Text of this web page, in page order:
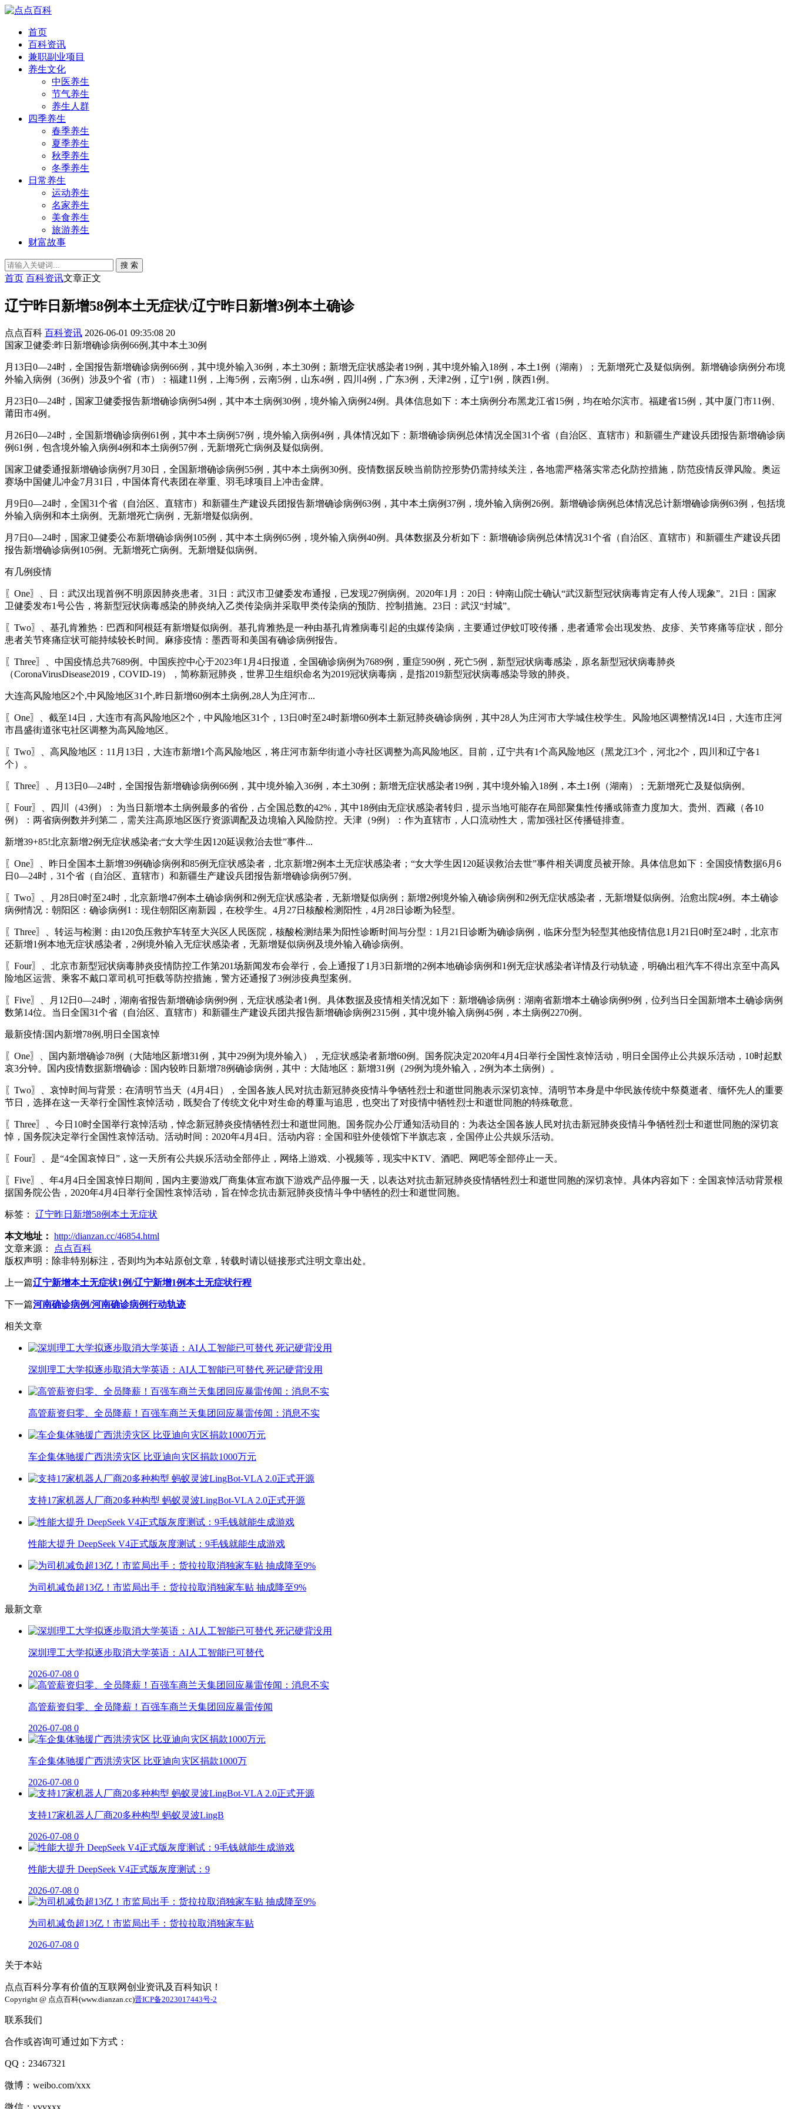
首页
百科资讯
兼职副业项目
养生文化
中医养生
节气养生
养生人群
四季养生
春季养生
夏季养生
秋季养生
冬季养生
日常养生
运动养生
名家养生
美食养生
旅游养生
财富故事
搜 索
首页 百科资讯文章正文
辽宁昨日新增58例本土无症状/辽宁昨日新增3例本土确诊
点点百科 百科资讯 2026-06-01 09:35:08 20
国家卫健委:昨日新增确诊病例66例,其中本土30例
月13日0—24时，全国报告新增确诊病例66例，其中境外输入36例，本土30例；新增无症状感染者19例，其中境外输入18例，本土1例（湖南）；无新增死亡及疑似病例。新增确诊病例分布境
外输入病例（36例）涉及9个省（市）：福建11例，上海5例，云南5例，山东4例，四川4例，广东3例，天津2例，辽宁1例，陕西1例。
月23日0—24时，国家卫健委报告新增确诊病例54例，其中本土病例30例，境外输入病例24例。具体信息如下：本土病例分布黑龙江省15例，均在哈尔滨市。福建省15例，其中厦门市11例、
莆田市4例。
月26日0—24时，全国新增确诊病例61例，其中本土病例57例，境外输入病例4例，具体情况如下：新增确诊病例总体情况全国31个省（自治区、直辖市）和新疆生产建设兵团报告新增确诊病
例61例，包含境外输入病例4例和本土病例57例，无新增死亡病例及疑似病例。
国家卫健委通报新增确诊病例7月30日，全国新增确诊病例55例，其中本土病例30例。疫情数据反映当前防控形势仍需持续关注，各地需严格落实常态化防控措施，防范疫情反弹风险。奥运
赛场中国健儿冲金7月31日，中国体育代表团在举重、羽毛球项目上冲击金牌。
月9日0—24时，全国31个省（自治区、直辖市）和新疆生产建设兵团报告新增确诊病例63例，其中本土病例37例，境外输入病例26例。新增确诊病例总体情况总计新增确诊病例63例，包括境
外输入病例和本土病例。无新增死亡病例，无新增疑似病例。
月7日0—24时，国家卫健委公布新增确诊病例105例，其中本土病例65例，境外输入病例40例。具体数据及分析如下：新增确诊病例总体情况31个省（自治区、直辖市）和新疆生产建设兵团
报告新增确诊病例105例。无新增死亡病例。无新增疑似病例。
有几例疫情
〖One〗、日：武汉出现首例不明原因肺炎患者。31日：武汉市卫健委发布通报，已发现27例病例。2020年1月：20日：钟南山院士确认“武汉新型冠状病毒肯定有人传人现象”。21日：国家
卫健委发布1号公告，将新型冠状病毒感染的肺炎纳入乙类传染病并采取甲类传染病的预防、控制措施。23日：武汉“封城”。
〖Two〗、基孔肯雅热：巴西和阿根廷有新增疑似病例。基孔肯雅热是一种由基孔肯雅病毒引起的虫媒传染病，主要通过伊蚊叮咬传播，患者通常会出现发热、皮疹、关节疼痛等症状，部分
患者关节疼痛症状可能持续较长时间。麻疹疫情：墨西哥和美国有确诊病例报告。
〖Three〗、中国疫情总共7689例。中国疾控中心于2023年1月4日报道，全国确诊病例为7689例，重症590例，死亡5例，新型冠状病毒感染，原名新型冠状病毒肺炎
（CoronaVirusDisease2019，COVID-19），简称新冠肺炎，世界卫生组织命名为2019冠状病毒病，是指2019新型冠状病毒感染导致的肺炎。
大连高风险地区2个,中风险地区31个,昨日新增60例本土病例,28人为庄河市...
〖One〗、截至14日，大连市有高风险地区2个，中风险地区31个，13日0时至24时新增60例本土新冠肺炎确诊病例，其中28人为庄河市大学城住校学生。风险地区调整情况14日，大连市庄河
市昌盛街道张屯社区调整为高风险地区。
〖Two〗、高风险地区：11月13日，大连市新增1个高风险地区，将庄河市新华街道小寺社区调整为高风险地区。目前，辽宁共有1个高风险地区（黑龙江3个，河北2个，四川和辽宁各1
个）。
〖Three〗、月13日0—24时，全国报告新增确诊病例66例，其中境外输入36例，本土30例；新增无症状感染者19例，其中境外输入18例，本土1例（湖南）；无新增死亡及疑似病例。
〖Four〗、四川（43例）：为当日新增本土病例最多的省份，占全国总数的42%，其中18例由无症状感染者转归，提示当地可能存在局部聚集性传播或筛查力度加大。贵州、西藏（各10
例）：两省病例数并列第二，需关注高原地区医疗资源调配及边境输入风险防控。天津（9例）：作为直辖市，人口流动性大，需加强社区传播链排查。
新增39+85!北京新增2例无症状感染者;“女大学生因120延误救治去世”事件...
〖One〗、昨日全国本土新增39例确诊病例和85例无症状感染者，北京新增2例本土无症状感染者；“女大学生因120延误救治去世”事件相关调度员被开除。具体信息如下：全国疫情数据6月6
日0—24时，31个省（自治区、直辖市）和新疆生产建设兵团报告新增确诊病例57例。
〖Two〗、月28日0时至24时，北京新增47例本土确诊病例和2例无症状感染者，无新增疑似病例；新增2例境外输入确诊病例和2例无症状感染者，无新增疑似病例。治愈出院4例。本土确诊
病例情况：朝阳区：确诊病例1：现住朝阳区南新园，在校学生。4月27日核酸检测阳性，4月28日诊断为轻型。
〖Three〗、转运与检测：由120负压救护车转至大兴区人民医院，核酸检测结果为阳性诊断时间与分型：1月21日诊断为确诊病例，临床分型为轻型其他疫情信息1月21日0时至24时，北京市
还新增1例本地无症状感染者，2例境外输入无症状感染者，无新增疑似病例及境外输入确诊病例。
〖Four〗、北京市新型冠状病毒肺炎疫情防控工作第201场新闻发布会举行，会上通报了1月3日新增的2例本地确诊病例和1例无症状感染者详情及行动轨迹，明确出租汽车不得出京至中高风
险地区运营、乘客不戴口罩司机可拒载等防控措施，警方还通报了3例涉疫典型案例。
〖Five〗、月12日0—24时，湖南省报告新增确诊病例9例，无症状感染者1例。具体数据及疫情相关情况如下：新增确诊病例：湖南省新增本土确诊病例9例，位列当日全国新增本土确诊病例
数第14位。当日全国31个省（自治区、直辖市）和新疆生产建设兵团共报告新增确诊病例2315例，其中境外输入病例45例，本土病例2270例。
最新疫情:国内新增78例,明日全国哀悼
〖One〗、国内新增确诊78例（大陆地区新增31例，其中29例为境外输入），无症状感染者新增60例。国务院决定2020年4月4日举行全国性哀悼活动，明日全国停止公共娱乐活动，10时起默
哀3分钟。国内疫情数据新增确诊：国内较昨日新增78例确诊病例，其中：大陆地区：新增31例（29例为境外输入，2例为本土病例）。
〖Two〗、哀悼时间与背景：在清明节当天（4月4日），全国各族人民对抗击新冠肺炎疫情斗争牺牲烈士和逝世同胞表示深切哀悼。清明节本身是中华民族传统中祭奠逝者、缅怀先人的重要
节日，选择在这一天举行全国性哀悼活动，既契合了传统文化中对生命的尊重与追思，也突出了对疫情中牺牲烈士和逝世同胞的特殊敬意。
〖Three〗、今日10时全国举行哀悼活动，悼念新冠肺炎疫情牺牲烈士和逝世同胞。国务院办公厅通知活动目的：为表达全国各族人民对抗击新冠肺炎疫情斗争牺牲烈士和逝世同胞的深切哀
悼，国务院决定举行全国性哀悼活动。活动时间：2020年4月4日。活动内容：全国和驻外使领馆下半旗志哀，全国停止公共娱乐活动。
〖Four〗、是“4全国哀悼日”，这一天所有公共娱乐活动全部停止，网络上游戏、小视频等，现实中KTV、酒吧、网吧等全部停止一天。
〖Five〗、年4月4日全国哀悼日期间，国内主要游戏厂商集体宣布旗下游戏产品停服一天，以表达对抗击新冠肺炎疫情牺牲烈士和逝世同胞的深切哀悼。具体内容如下：全国哀悼活动背景根
据国务院公告，2020年4月4日举行全国性哀悼活动，旨在悼念抗击新冠肺炎疫情斗争中牺牲的烈士和逝世同胞。
标签： 辽宁昨日新增58例本土无症状
本文地址： http://dianzan.cc/46854.html
文章来源：
点点百科
版权声明： 除非特别标注，否则均为本站原创文章，转载时请以链接形式注明文章出处。
上一篇辽宁新增本土无症状1例/辽宁新增1例本土无症状行程
下一篇河南确诊病例/河南确诊病例行动轨迹
相关文章
深圳理工大学拟逐步取消大学英语：AI人工智能已可替代 死记硬背没用
高管薪资归零、全员降薪！百强车商兰天集团回应暴雷传闻：消息不实
车企集体驰援广西洪涝灾区 比亚迪向灾区捐款1000万元
支持17家机器人厂商20多种构型 蚂蚁灵波LingBot-VLA 2.0正式开源
性能大提升 DeepSeek V4正式版灰度测试：9毛钱就能生成游戏
为司机减负超13亿！市监局出手：货拉拉取消独家车贴 抽成降至9%
最新文章
深圳理工大学拟逐步取消大学英语：AI人工智能已可替代
2026-07-08 0
高管薪资归零、全员降薪！百强车商兰天集团回应暴雷传闻
2026-07-08 0
车企集体驰援广西洪涝灾区 比亚迪向灾区捐款1000万
2026-07-08 0
支持17家机器人厂商20多种构型 蚂蚁灵波LingB
2026-07-08 0
性能大提升 DeepSeek V4正式版灰度测试：9
2026-07-08 0
为司机减负超13亿！市监局出手：货拉拉取消独家车贴
2026-07-08 0
关于本站
点点百科分享有价值的互联网创业资讯及百科知识！
Copyright @ 点点百科(www.dianzan.cc)晋ICP备2023017443号-2
联系我们
合作或咨询可通过如下方式：
QQ：23467321
微博：weibo.com/xxx
微信：vvvxxx